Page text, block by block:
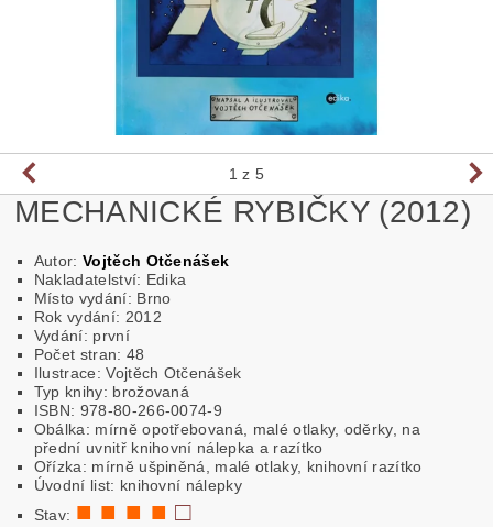
1 z 5
MECHANICKÉ RYBIČKY (2012)
Autor: Vojtěch Otčenášek
Nakladatelství: Edika
Místo vydání: Brno
Rok vydání: 2012
Vydání: první
Počet stran: 48
Ilustrace: Vojtěch Otčenášek
Typ knihy: brožovaná
ISBN: 978-80-266-0074-9
Obálka: mírně opotřebovaná, malé otlaky, oděrky, na
přední uvnitř knihovní nálepka a razítko
Ořízka: mírně ušpiněná, malé otlaky, knihovní razítko
Úvodní list: knihovní nálepky
Stav: ■ ■ ■ ■ □